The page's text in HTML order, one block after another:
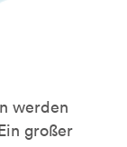
werden
großer